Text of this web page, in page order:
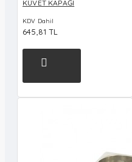
KÜVET KAPAĞI
KDV Dahil
645,81 TL